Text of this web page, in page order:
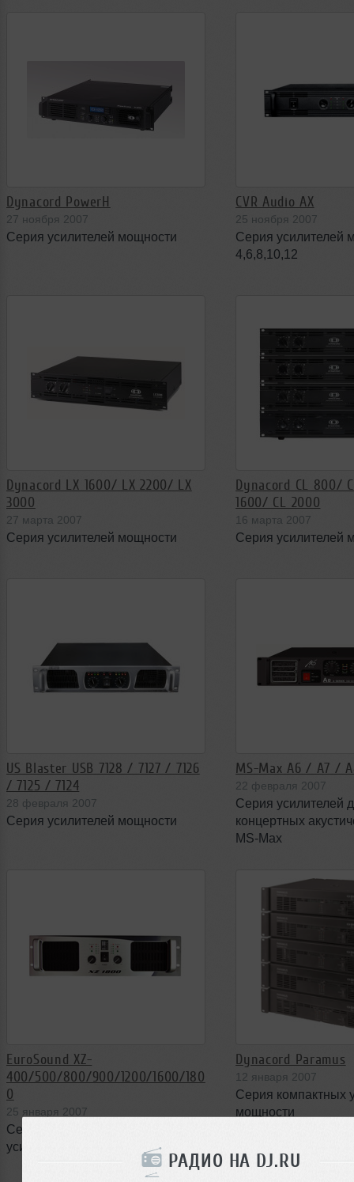
РАДИО НА DJ.RU
Dynacord PowerH
27 ноября 2007
Серия усилителей мощности
CVR Audio АХ
25 ноября 2007
Серия усилителей
4,6,8,10,12
Dynacord LX 1600/ LX 2200/ LX
3000
27 марта 2007
Серия усилителей мощности
Dynacord CL 800/
1600/ CL 2000
16 марта 2007
Серия усилителей
US Blaster USB 7128 / 7127 / 7126
/ 7125 / 7124
28 февраля 2007
Серия усилителей мощности
MS-Max А6 / A7 /
22 февраля 2007
Серия усилителей
концертных
MS-Max
EuroSound XZ-
400/500/800/900/1200/1600/180
0
25 января 2007
Серия двухканальных
усилителей мощности
Dynacord Paramus
12 января 2007
Серия компактных
мощности